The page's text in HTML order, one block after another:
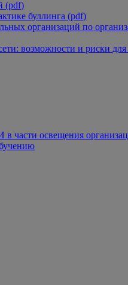
(pdf)
буллинга (pdf)
организаций по
возможности и риски
освещения